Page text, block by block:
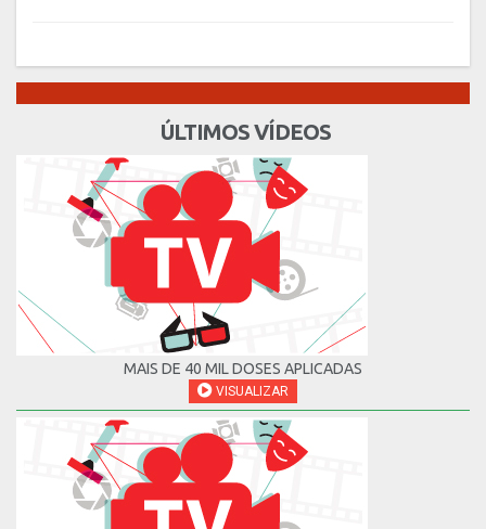
ÚLTIMOS VÍDEOS
MAIS DE 40 MIL DOSES APLICADAS
VISUALIZAR